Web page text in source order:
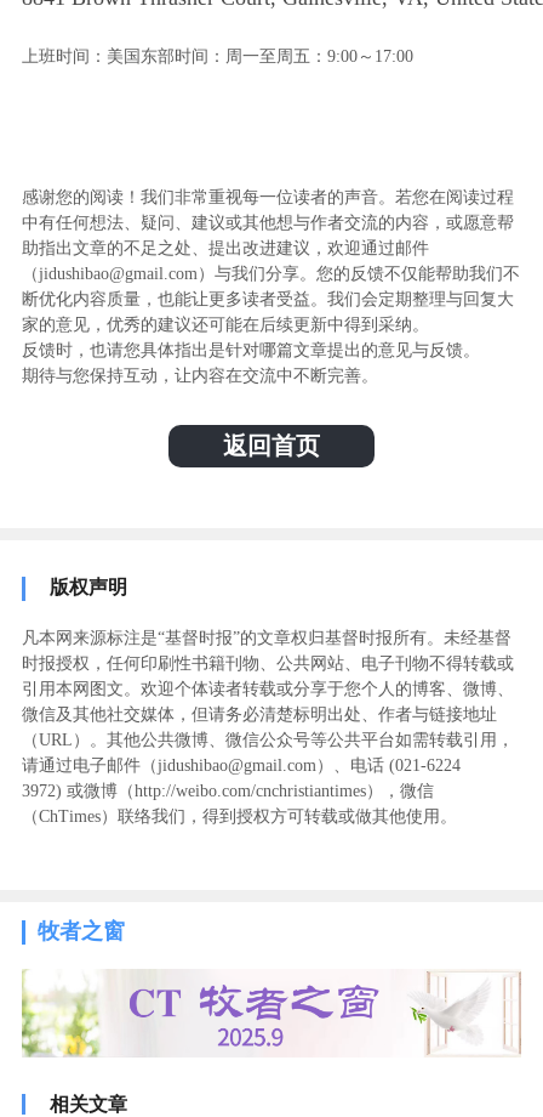
上班时间：美国东部时间：周一至周五：9:00～17:00
感谢您的阅读！我们非常重视每一位读者的声音。若您在阅读过程
中有任何想法、疑问、建议或其他想与作者交流的内容，或愿意帮
助指出文章的不足之处、提出改进建议，欢迎通过邮件
（jidushibao@gmail.com）与我们分享。您的反馈不仅能帮助我们不
断优化内容质量，也能让更多读者受益。我们会定期整理与回复大
家的意见，优秀的建议还可能在后续更新中得到采纳。
反馈时，也请您具体指出是针对哪篇文章提出的意见与反馈。
期待与您保持互动，让内容在交流中不断完善。
返回首页
版权声明
凡本网来源标注是“基督时报”的文章权归基督时报所有。未经基督
时报授权，任何印刷性书籍刊物、公共网站、电子刊物不得转载或
引用本网图文。欢迎个体读者转载或分享于您个人的博客、微博、
微信及其他社交媒体，但请务必清楚标明出处、作者与链接地址
（URL）。其他公共微博、微信公众号等公共平台如需转载引用，
请通过电子邮件（jidushibao@gmail.com）、电话 (021-6224
3972) ‬或微博（http://weibo.com/cnchristiantimes），微信
（ChTimes）联络我们，得到授权方可转载或做其他使用。
牧者之窗
相关文章